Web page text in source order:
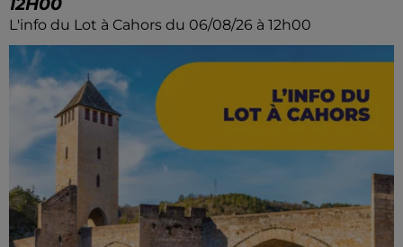
L'info du Lot à Cahors du 06/08/26 à 12h00